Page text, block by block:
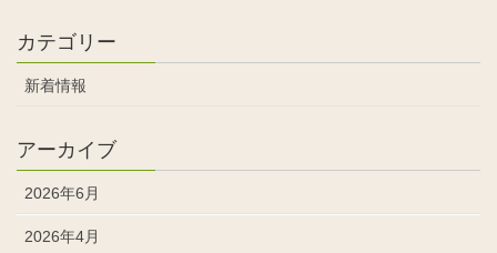
カテゴリー
新着情報
アーカイブ
2026年6月
2026年4月